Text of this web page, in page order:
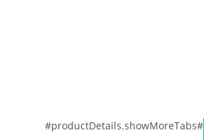
#productDetails.showMoreTabs#